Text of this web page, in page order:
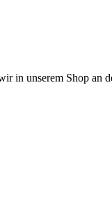
unserem Shop an